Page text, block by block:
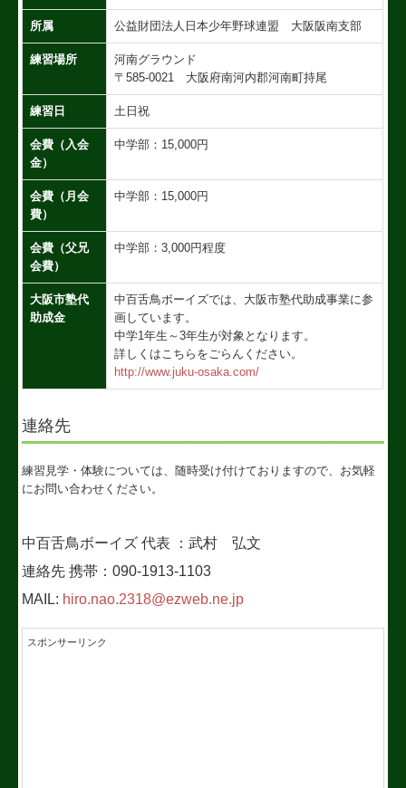
スタッフ紹介
OB紹介
練習グラウンド
入団案内
所属 公益財団法人日本少年野球連盟 大阪阪南支部
練習場所
河南グラウンド
〒585-0021 大阪府南河内郡河南町持尾
練習日 土日祝
会費（入会
金）
中学部：15,000円
会費（月会
費）
中学部：15,000円
会費（父兄
会費）
中学部：3,000円程度
大阪市塾代
助成金
中百舌鳥ボーイズでは、大阪市塾代助成事業に参
画しています。
中学1年生～3年生が対象となります。
詳しくはこちらをごらんください。
http://www.juku-osaka.com/
連絡先
練習見学・体験については、随時受け付けておりますので、お気軽
にお問い合わせください。
中百舌鳥ボーイズ 代表 ：武村 弘文
連絡先 携帯：090-1913-1103
MAIL: hiro.nao.2318@ezweb.ne.jp
スポンサーリンク